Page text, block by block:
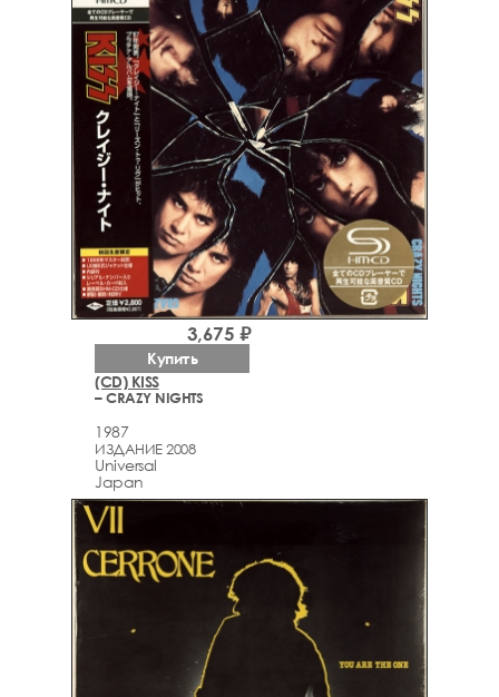
(CD) KISS
– CRAZY NIGHTS
1987
ИЗДАНИЕ 2008
Universal
Japan
3,675 ₽
Купить